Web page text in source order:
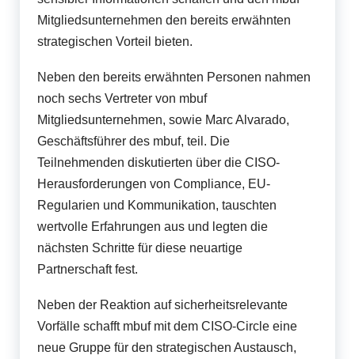
Mitgliedsunternehmen den bereits erwähnten
strategischen Vorteil bieten.
Neben den bereits erwähnten Personen nahmen
noch sechs Vertreter von mbuf
Mitgliedsunternehmen, sowie Marc Alvarado,
Geschäftsführer des mbuf, teil. Die
Teilnehmenden diskutierten über die CISO-
Herausforderungen von Compliance, EU-
Regularien und Kommunikation, tauschten
wertvolle Erfahrungen aus und legten die
nächsten Schritte für diese neuartige
Partnerschaft fest.
Neben der Reaktion auf sicherheitsrelevante
Vorfälle schafft mbuf mit dem CISO-Circle eine
neue Gruppe für den strategischen Austausch,